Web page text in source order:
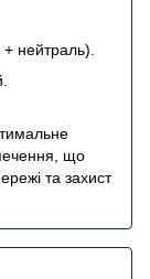
нейтраль).
що
та захист